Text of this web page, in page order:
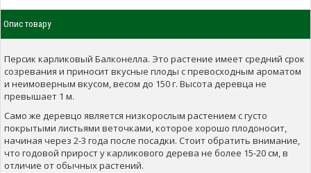
Опис товару
Персик карликовый Балконелла. Это растение имеет средний срок
созревания и приносит вкусные плоды с превосходным ароматом
и неимоверным вкусом, весом до 150 г. Высота деревца не
превышает 1 м.
Само же деревцо является низкорослым растением с густо
покрытыми листьями веточками, которое хорошо плодоносит,
начиная через 2-3 года после посадки. Стоит обратить внимание,
что годовой прирост у карликового дерева не более 15-20 см, в
отличие от обычных растений.